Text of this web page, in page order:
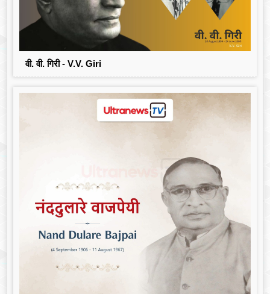
वी. वी. गिरी - V.V. Giri